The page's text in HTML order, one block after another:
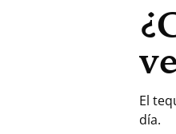
El
día.